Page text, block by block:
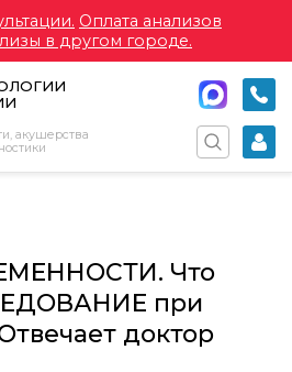
Оплата анализов
в другом городе.
акушерства
Что
при
доктор